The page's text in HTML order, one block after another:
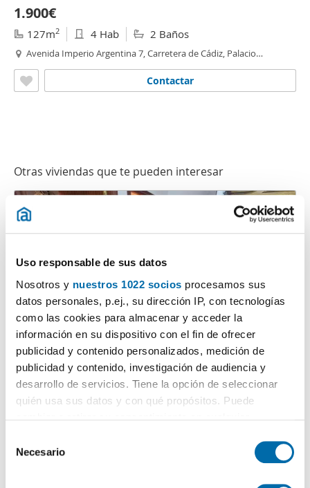
Uso responsable de sus datos
Nosotros y nuestros 1022 socios procesamos sus
datos personales, p.ej., su dirección IP, con tecnologías
como las cookies para almacenar y acceder la
información en su dispositivo con el fin de ofrecer
publicidad y contenido personalizados, medición de
publicidad y contenido, investigación de audiencia y
desarrollo de servicios. Tiene la opción de seleccionar
quién usa sus datos y con qué propósitos. Puede
el Menú de consentimiento.
Necesario
1.900€
127m2 4 Hab 2 Baños
Avenida Imperio Argentina 7, Carretera de Cádiz, Palacio
Contactar
Otras viviendas que te pueden interesar
450€
25m 1 Hab 1 Baño
Teatinos-Universidad, Colonia Santa Inés, Málaga
PREMIUM